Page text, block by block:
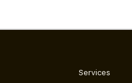
Services